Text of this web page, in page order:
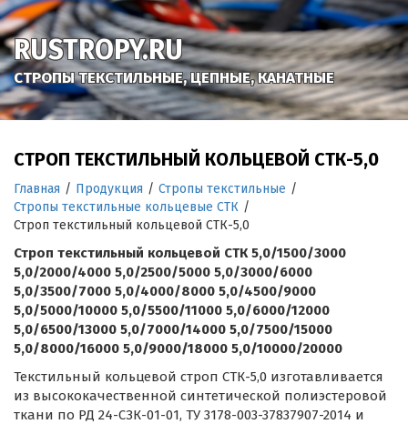
RUSTROPY.RU
СТРОПЫ ТЕКСТИЛЬНЫЕ, ЦЕПНЫЕ, КАНАТНЫЕ
СТРОП ТЕКСТИЛЬНЫЙ КОЛЬЦЕВОЙ СТК-5,0
Главная / Продукция / Стропы текстильные /
Стропы текстильные кольцевые СТК /
Строп текстильный кольцевой СТК-5,0
Строп текстильный кольцевой СТК 5,0/1500/3000
5,0/2000/4000 5,0/2500/5000 5,0/3000/6000
5,0/3500/7000 5,0/4000/8000 5,0/4500/9000
5,0/5000/10000 5,0/5500/11000 5,0/6000/12000
5,0/6500/13000 5,0/7000/14000 5,0/7500/15000
5,0/8000/16000 5,0/9000/18000 5,0/10000/20000
Текстильный кольцевой строп СТК-5,0 изготавливается
из высококачественной синтетической полиэстеровой
ткани по РД 24-СЗК-01-01, ТУ 3178-003-37837907-2014 и